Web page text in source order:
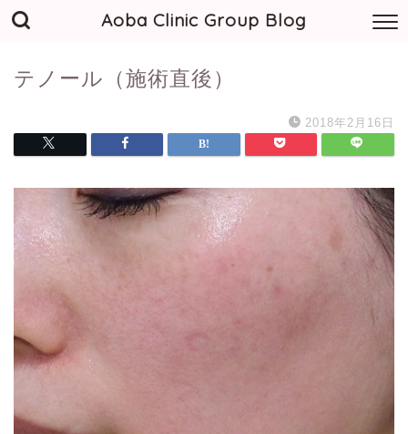
Aoba Clinic Group Blog
テノール（施術直後）
2018年2月16日